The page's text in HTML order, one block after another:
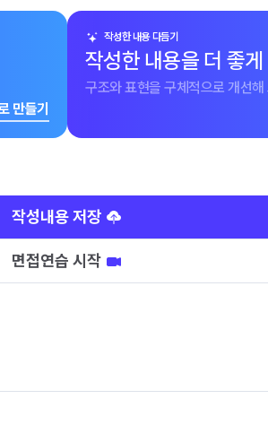
만들기
작성한 내용 다듬기
작성한 내용을 더 좋
구조와 표현을 구체적으로 개선해
작성내용 저장
면접연습 시작